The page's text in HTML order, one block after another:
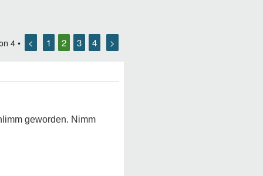
4 • < 1 2 3 4 >
geworden. Nimm